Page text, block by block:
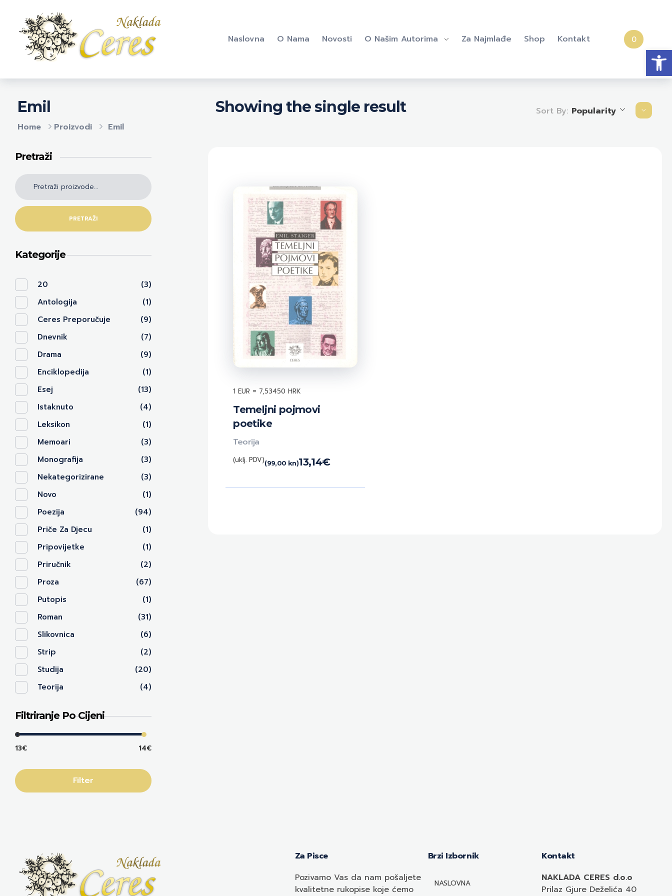
Naslovna O Nama Novosti O Našim Autorima Za Najmlađe Shop Kontakt 0
Home Proizvodi Emil
Emil Showing the single result Sort By: Popularity
Temeljni pojmovi
poetike
13,14€
(99,00 kn)
(uklj. PDV)
Teorija
1 EUR = 7,53450 HRK
Pretraži
PRETRAŽI
Kategorije
20
(3)
Antologija
(1)
Ceres Preporučuje
(9)
Dnevnik
(7)
Drama
(9)
Enciklopedija
(1)
Esej
(13)
Istaknuto
(4)
Leksikon
(1)
Memoari
(3)
Monografija
(3)
Nekategorizirane
(3)
Novo
(1)
Poezija
(94)
Priče Za Djecu
(1)
Pripovijetke
(1)
Priručnik
(2)
Proza
(67)
Putopis
(1)
Roman
(31)
Slikovnica
(6)
Strip
(2)
Studija
(20)
Teorija
(4)
Filtriranje Po Cijeni
13€ 14€
Filter
Za Pisce
Pozivamo Vasda nam pošaljete
kvalitetne rukopise koje ćemo
Brzi Izbornik
NASLOVNA
Kontakt
NAKLADA CERES d.o.o
Prilaz Gjure Deželića 40